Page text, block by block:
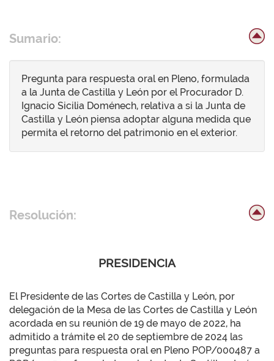
Sumario:
Pregunta para respuesta oral en Pleno, formulada
a la Junta de Castilla y León por el Procurador D.
Ignacio Sicilia Doménech, relativa a si la Junta de
Castilla y León piensa adoptar alguna medida que
permita el retorno del patrimonio en el exterior.
Resolución:
PRESIDENCIA
El Presidente de las Cortes de Castilla y León, por
delegación de la Mesa de las Cortes de Castilla y León
acordada en su reunión de 19 de mayo de 2022, ha
admitido a trámite el 20 de septiembre de 2024 las
preguntas para respuesta oral en Pleno POP/000487 a